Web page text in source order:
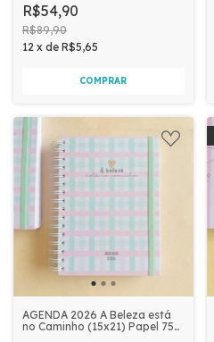
R$54,90
R$89,90
12 x de R$5,65
AGENDA 2026 A Beleza está
no Caminho (15x21) Papel 75g